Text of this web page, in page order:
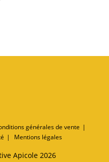
générales de vente
Mentions légales
Apicole 2026